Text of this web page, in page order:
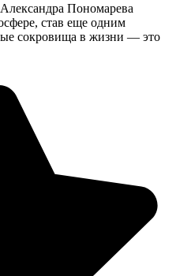
Пономарева
став еще одним
сокровища в жизни — это